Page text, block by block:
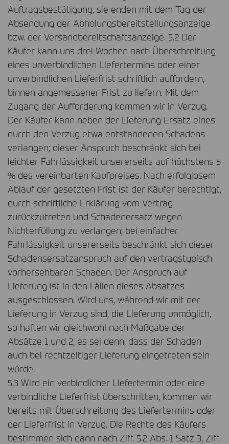
Auftragsbestätigung, sie enden mit dem Tag der
Absendung der Abholungsbereitstellungsanzeige
bzw. der Versandbereitschaftsanzeige. 5.2 Der
Käufer kann uns drei Wochen nach Überschreitung
eines unverbindlichen Liefertermins oder einer
unverbindlichen Lieferfrist schriftlich auffordern,
binnen angemessener Frist zu liefern. Mit dem
Zugang der Aufforderung kommen wir in Verzug.
Der Käufer kann neben der Lieferung Ersatz eines
durch den Verzug etwa entstandenen Schadens
verlangen; dieser Anspruch beschränkt sich bei
leichter Fahrlässigkeit unsererseits auf höchstens 5
% des vereinbarten Kaufpreises. Nach erfolglosem
Ablauf der gesetzten Frist ist der Käufer berechtigt,
durch schriftliche Erklärung vom Vertrag
zurückzutreten und Schadenersatz wegen
Nichterfüllung zu verlangen; bei einfacher
Fahrlässigkeit unsererseits beschränkt sich dieser
Schadensersatzanspruch auf den vertragstypisch
vorhersehbaren Schaden. Der Anspruch auf
Lieferung ist in den Fällen dieses Absatzes
ausgeschlossen. Wird uns, während wir mit der
Lieferung in Verzug sind, die Lieferung unmöglich,
so haften wir gleichwohl nach Maßgabe der
Absätze 1 und 2, es sei denn, dass der Schaden
auch bei rechtzeitiger Lieferung eingetreten sein
würde.
5.3 Wird ein verbindlicher Liefertermin oder eine
verbindliche Lieferfrist überschritten, kommen wir
bereits mit Überschreitung des Liefertermins oder
der Lieferfrist in Verzug. Die Rechte des Käufers
bestimmen sich dann nach Ziff. 5.2 Abs. 1 Satz 3, Ziff.